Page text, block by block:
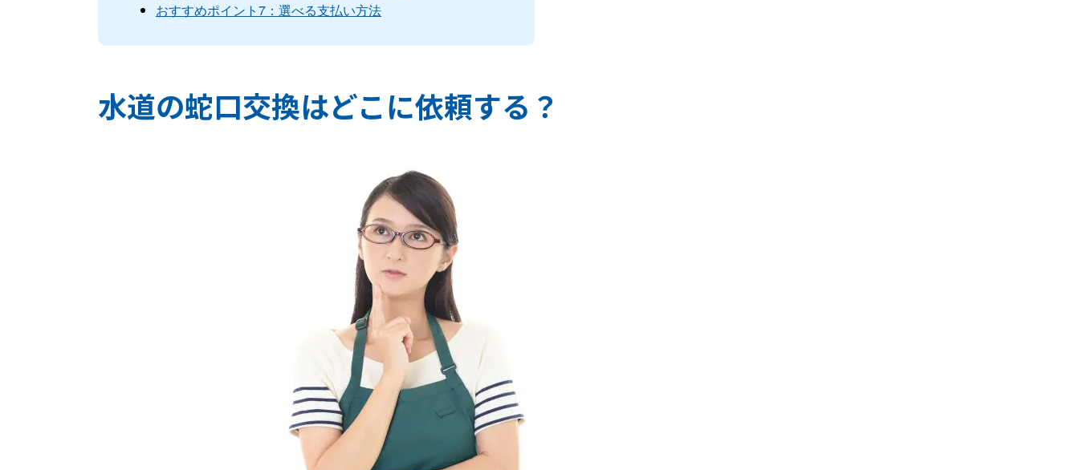
おすすめポイント7：選べる支払い方法
水道の蛇口交換はどこに依頼する？